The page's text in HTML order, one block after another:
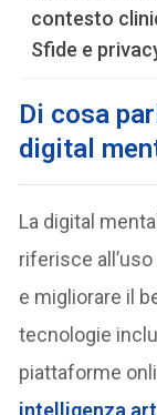
contesto
Sfide e
Di cosa
digital
La digital
riferisce
e migliorare il
tecnologie
piattaforme
intelligenza